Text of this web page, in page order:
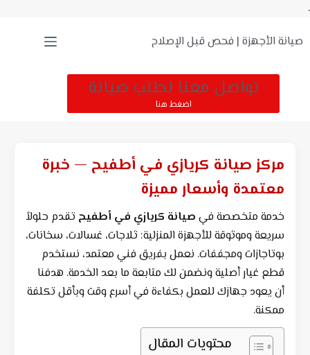
.
صيانة الأجهزة | فحص قبل الإصلاح
تواصل معنا لطلب صيانة
اضغط هنا
مركز صيانة كريازي في أطفيح — خبرة
معتمدة وأسعار مميزة
خدمة متخصصة في صيانة كريازي في أطفيح تقدم حلولاً
سريعة وموثوقة للأجهزة المنزلية: ثلاجات، غسالات، سخانات،
بوتاجازات ومجففات. نعمل بفريق فني معتمد، نستخدم
قطع غيار أصلية ونضمن لك متابعة ما بعد الخدمة. هدفنا
أن يعود جهازك للعمل بكفاءة في أسرع وقت وبأقل تكلفة
ممكنة.
محتويات المقال